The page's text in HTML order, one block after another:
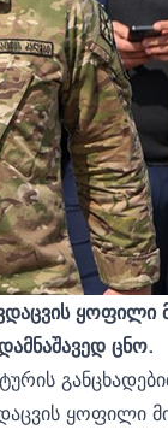
ყოფილი
ცნო.
ყოფილი